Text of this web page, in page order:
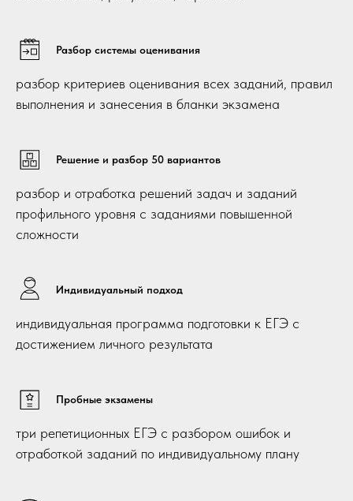
Разбор системы оценивания
разбор критериев оценивания всех заданий, правил
выполнения и занесения в бланки экзамена
Решение и разбор 50 вариантов
разбор и отработка решений задач и заданий
профильного уровня с заданиями повышенной
сложности
Индивидуальный подход
индивидуальная программа подготовки к ЕГЭ с
достижением личного результата
Пробные экзамены
три репетиционных ЕГЭ с разбором ошибок и
отработкой заданий по индивидуальному плану